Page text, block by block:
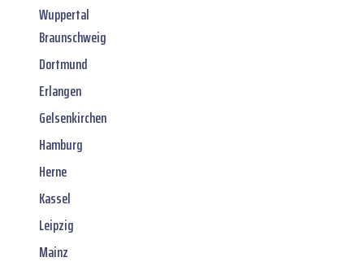
Wuppertal
Braunschweig
Dortmund
Erlangen
Gelsenkirchen
Hamburg
Herne
Kassel
Leipzig
Mainz